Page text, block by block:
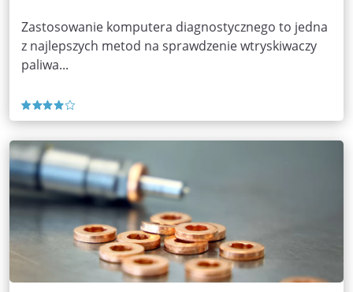
Zastosowanie komputera diagnostycznego to jedna
z najlepszych metod na sprawdzenie wtryskiwaczy
paliwa...